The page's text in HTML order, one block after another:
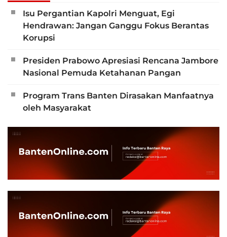
Isu Pergantian Kapolri Menguat, Egi
Hendrawan: Jangan Ganggu Fokus Berantas
Korupsi
Presiden Prabowo Apresiasi Rencana Jambore
Nasional Pemuda Ketahanan Pangan
Program Trans Banten Dirasakan Manfaatnya
oleh Masyarakat